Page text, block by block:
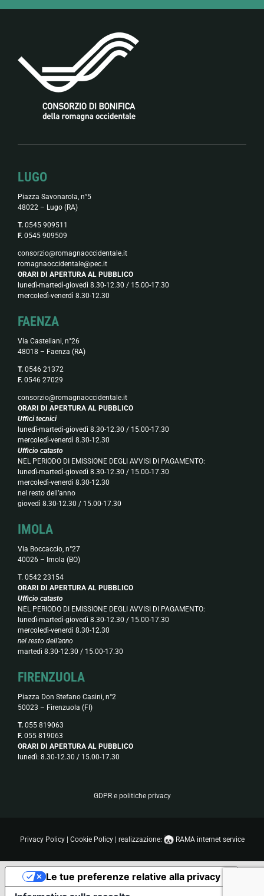
LUGO
Piazza Savonarola, n°5
48022 – Lugo (RA)
T.0545 909511
F.0545 909509
consorzio@romagnaoccidentale.it
romagnaoccidentale@pec.it
ORARI DI APERTURA AL PUBBLICO
lunedì-martedì-giovedì 8.30-12.30 / 15.00-17.30
mercoledì-venerdì 8.30-12.30
FAENZA
Via Castellani, n°26
48018 – Faenza (RA)
T.0546 21372
F.0546 27029
consorzio@romagnaoccidentale.it
ORARI DI APERTURA AL PUBBLICO
Uffici tecnici
lunedì-martedì-giovedì 8.30-12.30 / 15.00-17.30
mercoledì-venerdì 8.30-12.30
Ufficio catasto
NEL PERIODO DI EMISSIONE DEGLI AVVISI DI PAGAMENTO:
lunedì-martedì-giovedì 8.30-12.30 / 15.00-17.30
mercoledì-venerdì 8.30-12.30
nel resto dell’anno
giovedì 8.30-12.30 / 15.00-17.30
IMOLA
Via Boccaccio, n°27
40026 – Imola (BO)
T. 0542 23154
ORARI DI APERTURA AL PUBBLICO
Ufficio catasto
NEL PERIODO DI EMISSIONE DEGLI AVVISI DI PAGAMENTO:
lunedì-martedì-giovedì 8.30-12.30 / 15.00-17.30
mercoledì-venerdì 8.30-12.30
nel resto dell’anno
martedì 8.30-12.30 / 15.00-17.30
FIRENZUOLA
Piazza Don Stefano Casini, n°2
50023 – Firenzuola (FI)
T.055 819063
F.055 819063
ORARI DI APERTURA AL PUBBLICO
lunedì: 8.30-12.30 / 15.00-17.30
GDPR e politiche privacy
Privacy Policy| Cookie Policy| realizzazione: RAMA internet service
Le tue preferenze relative alla privacy